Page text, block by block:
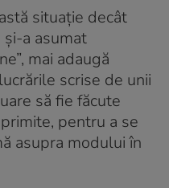
situație decât
a asumat
mai adaugă
scrise de unii
să fie făcute
pentru a se
asupra modului în